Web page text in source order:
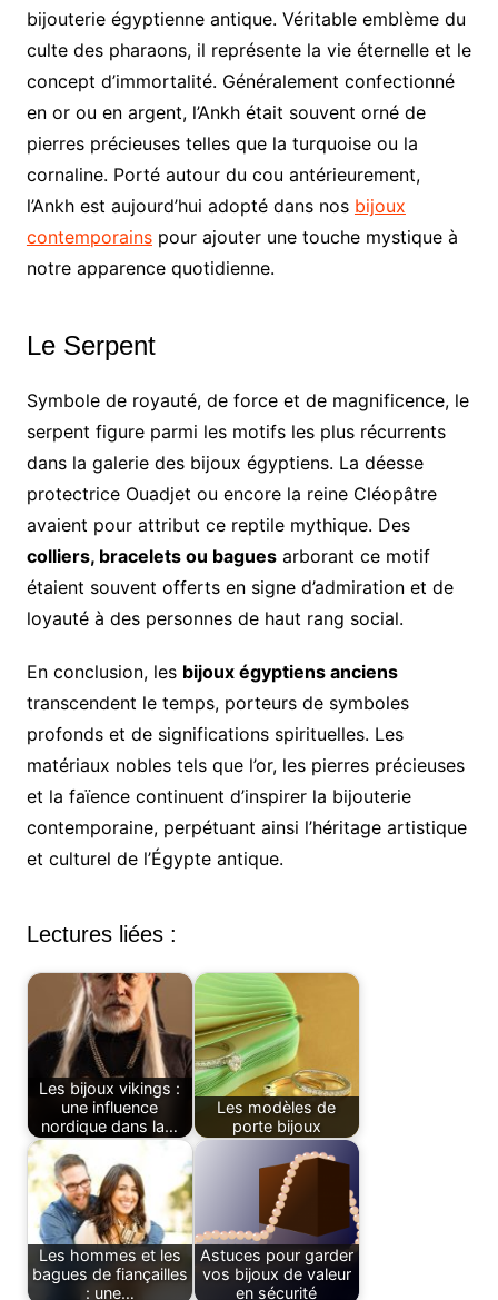
bijouterie égyptienne antique. Véritable emblème du
culte des pharaons, il représente la vie éternelle et le
concept d’immortalité. Généralement confectionné
en or ou en argent, l’Ankh était souvent orné de
pierres précieuses telles que la turquoise ou la
cornaline. Porté autour du cou antérieurement,
l’Ankh est aujourd’hui adopté dans nos bijoux
contemporainspour ajouter une touche mystique à
notre apparence quotidienne.
Le Serpent
Symbole de royauté, de force et de magnificence, le
serpent figure parmi les motifs les plus récurrents
dans la galerie des bijoux égyptiens. La déesse
protectrice Ouadjet ou encore la reine Cléopâtre
avaient pour attribut ce reptile mythique. Des
colliers, bracelets ou baguesarborant ce motif
étaient souvent offerts en signe d’admiration et de
loyauté à des personnes de haut rang social.
En conclusion, les bijoux égyptiens anciens
transcendent le temps, porteurs de symboles
profonds et de significations spirituelles. Les
matériaux nobles tels que l’or, les pierres précieuses
et la faïence continuent d’inspirer la bijouterie
contemporaine, perpétuant ainsi l’héritage artistique
et culturel de l’Égypte antique.
Lectures liées :
Les bijoux vikings :
une influence
nordique dans la…
Les modèles de
porte bijoux
Les hommes et les
bagues de fiançailles
: une…
Astuces pour garder
vos bijoux de valeur
en sécurité